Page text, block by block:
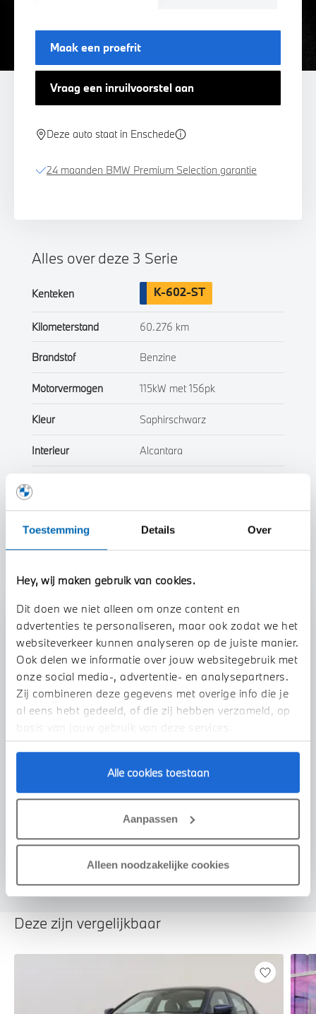
Toestemming Details Over
Hey, wij maken gebruik van cookies.
Dit doen we niet alleen om onze content en
advertenties te personaliseren, maar ook zodat we het
websiteverkeer kunnen analyseren op de juiste manier.
Ook delen we informatie over jouw websitegebruik met
onze social media-, advertentie- en analysepartners.
Zij combineren deze gegevens met overige info die je
al eens hebt gedeeld, of die zij hebben verzameld, op
basis van jouw gebruik van deze services.
Alle cookies toestaan
Aanpassen
Alleen noodzakelijke cookies
Maak een proefrit
Vraag een inruilvoorstel aan
Deze auto staat in Enschede
24 maanden BMW Premium Selection garantie
Stap 1 van 3
Uw auto inruilen?
Voorstel aanvragen
We verrekenen de waarde van uw auto
Alles over deze 3 Serie
Kenteken K-602-ST
Kilometerstand 60.276 km
Brandstof Benzine
Motorvermogen 115kW met 156pk
Kleur Saphirschwarz
Interieur Alcantara
Toon alle eigenschappen
Deze zijn vergelijkbaar